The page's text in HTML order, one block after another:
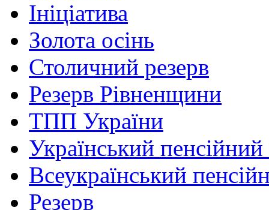
Ініціатива
Золота осінь
Столичний резерв
Резерв Рівненщини
ТПП України
Український
Всеукраїнський
Резерв